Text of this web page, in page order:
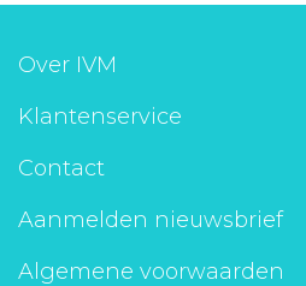
Over IVM
Klantenservice
Contact
Aanmelden nieuwsbrief
Algemene voorwaarden